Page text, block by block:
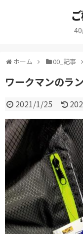
ホーム 00_記事
ワークマンのラ
2021/1/25